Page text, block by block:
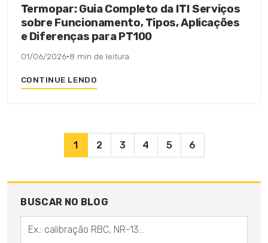
Termopar: Guia Completo da ITI Serviços
sobre Funcionamento, Tipos, Aplicações
e Diferenças para PT100
01/06/2026·8 min de leitura
CONTINUE LENDO
1 2 3 4 5 6
BUSCAR NO BLOG
Digite sua busca